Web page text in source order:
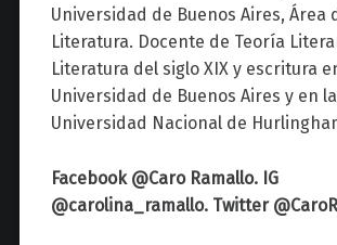
Universidad de Buenos Aires, Área
Literatura. Docente de Teoría
Literatura del siglo XIX y escritura
Universidad de Buenos Aires y en la
Universidad Nacional de
Facebook @Caro Ramallo. IG
@carolina_ramallo. Twitter